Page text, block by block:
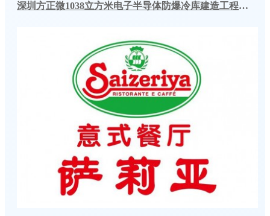
深圳方正微1038立方米电子半导体防爆冷库建造工程案例